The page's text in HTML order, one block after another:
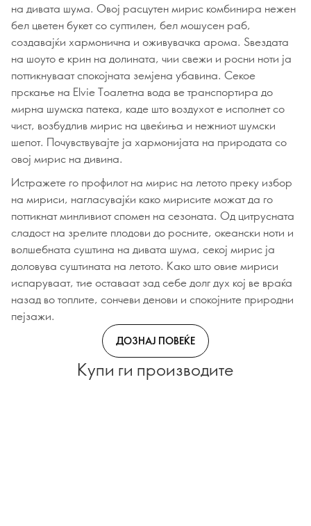
на дивата шума. Овој расцутен мирис комбинира нежен
бел цветен букет со суптилен, бел мошусен раб,
создавајќи хармонична и оживувачка арома. Ѕвездата
на шоуто е крин на долината, чии свежи и росни ноти ја
поттикнуваат спокојната земјена убавина. Секое
прскање на Elvie Тоалетна вода ве транспортира до
мирна шумска патека, каде што воздухот е исполнет со
чист, возбудлив мирис на цвеќиња и нежниот шумски
шепот. Почувствувајте ја хармонијата на природата со
овој мирис на дивина.
Истражете го профилот на мирис на летото преку избор
на мириси, нагласувајќи како мирисите можат да го
поттикнат минливиот спомен на сезоната. Од цитрусната
сладост на зрелите плодови до росните, океански ноти и
волшебната суштина на дивата шума, секој мирис ја
доловува суштината на летото. Како што овие мириси
испаруваат, тие оставаат зад себе долг дух кој ве враќа
назад во топлите, сончеви денови и спокојните природни
пејзажи.
ДОЗНАЈ ПОВЕЌЕ
Купи ги производите